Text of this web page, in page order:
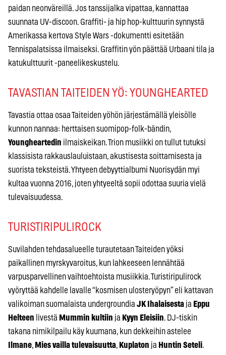
paidan neonväreillä. Jos tanssijalka vipattaa, kannattaa
suunnata UV-discoon. Graffiti- ja hip hop-kulttuurin synnystä
Amerikassa kertova Style Wars -dokumentti esitetään
Tennispalatsissa ilmaiseksi. Graffitin yön päättää Urbaani tila ja
katukulttuurit -paneelikeskustelu.
TAVASTIAN TAITEIDEN YÖ: YOUNGHEARTED
Tavastia ottaa osaa Taiteiden yöhön järjestämällä yleisölle
kunnon nannaa: herttaisen suomipop-folk-bändin,
Youngheartedin ilmaiskeikan. Trion musiikki on tullut tutuksi
klassisista rakkauslauluistaan, akustisesta soittamisesta ja
suorista teksteistä. Yhtyeen debyyttialbumi Nuorisydän myi
kultaa vuonna 2016, joten yhtyeeltä sopii odottaa suuria vielä
tulevaisuudessa.
TURISTIRIPULIROCK
Suvilahden tehdasalueelle turautetaan Taiteiden yöksi
paikallinen myrskyvaroitus, kun lahkeeseen lennähtää
varpusparvellinen vaihtoehtoista musiikkia. Turistiripulirock
vyöryttää kahdelle lavalle “kosmisen ulosteryöpyn” eli kattavan
valikoiman suomalaista undergroundia JK Ihalaisesta ja Eppu
Helteen livestä Mummin kultiin ja Kyyn Eleisiin. DJ-tiskin
takana nimikilpailu käy kuumana, kun dekkeihin astelee
Ilmane, Mies vailla tulevaisuutta, Kuplaton ja Huntin Seteli.